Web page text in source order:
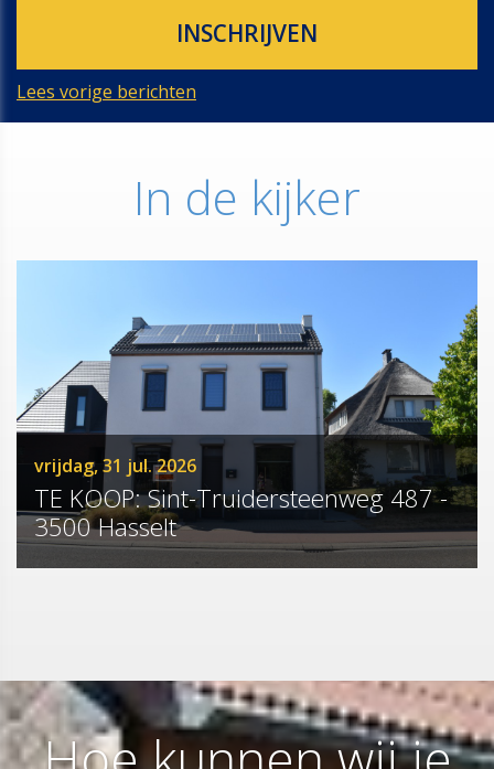
Lees vorige berichten
In de kijker
vrijdag, 31 jul. 2026
TE KOOP: Sint-Truidersteenweg 487 -
3500 Hasselt